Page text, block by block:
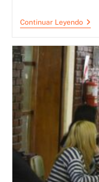
Continuar Leyendo